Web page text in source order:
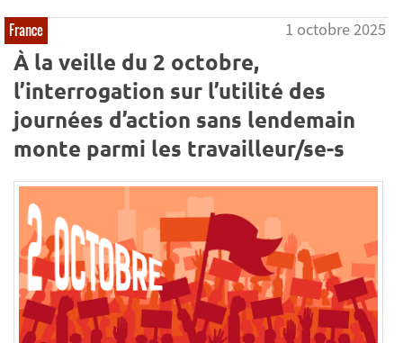
France 1 octobre 2025
À la veille du 2 octobre,
l’interrogation sur l’utilité des
journées d’action sans lendemain
monte parmi les travailleur/se-s